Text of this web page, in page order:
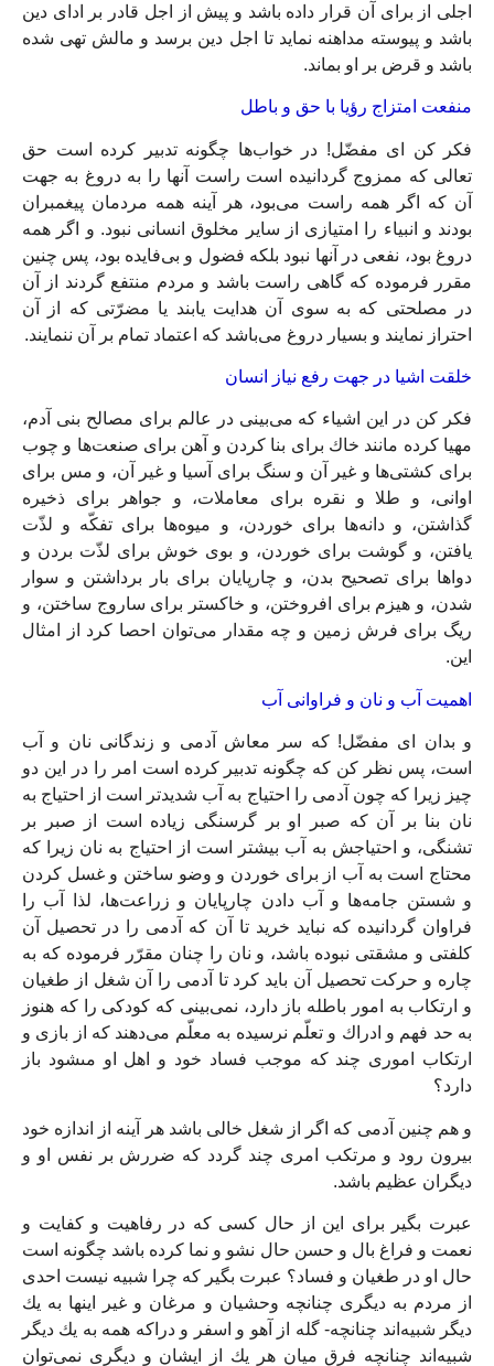
اجلى از براى آن قرار داده باشد و پيش از اجل قادر بر اداى دين
باشد و پيوسته مداهنه نمايد تا اجل دين برسد و مالش تهى شده
باشد و قرض بر او بماند.
منفعت امتزاج رؤيا با حق و باطل‏
فكر كن اى مفضّل! در خواب‏‌ها چگونه تدبير كرده است حق
تعالى كه ممزوج گردانيده است راست آنها را به دروغ به جهت
آن كه‏ اگر همه راست مى‏‌بود، هر آينه همه مردمان پيغمبران
بودند و انبياء را امتيازى از ساير مخلوق انسانى نبود. و اگر همه
دروغ بود، نفعى در آنها نبود بلكه فضول و بى‏‌فايده بود، پس چنين
مقرر فرموده كه گاهى راست باشد و مردم منتفع گردند از آن
در مصلحتى كه به سوى آن هدايت يابند يا مضرّتى كه از آن
احتراز نمايند و بسيار دروغ مى‏‌باشد كه اعتماد تمام بر آن ننمايند.
خلقت اشيا در جهت رفع نياز انسان‏
فكر كن در اين اشياء كه مى‏‌بينى در عالم براى مصالح بنى آدم،
مهيا كرده مانند خاك براى بنا كردن و آهن براى صنعت‌ها و چوب
براى كشتى‏‌ها و غير آن و سنگ براى آسيا و غير آن، و مس براى
اوانى، و طلا و نقره براى معاملات، و جواهر براى ذخيره
گذاشتن، و دانه‌‏ها براى خوردن، و ميوه‌‏ها براى تفكّه و لذّت
يافتن، و گوشت براى خوردن، و بوى خوش براى لذّت بردن و
دواها براى تصحيح بدن، و چارپايان براى بار برداشتن و سوار
شدن، و هيزم براى افروختن، و خاكستر براى ساروج ساختن، و
ريگ براى فرش زمين و چه مقدار مى‏‌توان احصا كرد از امثال
اين.
اهميت آب و نان و فراوانى آب‏
و بدان اى مفضّل! كه سر معاش آدمى و زندگانى نان و آب
است، پس نظر كن كه چگونه تدبير كرده است امر را در اين دو
چيز زيرا كه چون آدمى را احتياج به آب شديدتر است از احتياج به
نان بنا بر آن كه صبر او بر گرسنگى زياده است از صبر بر
تشنگى، و احتياجش به آب بيشتر است از احتياج به نان زيرا كه
محتاج است به آب از براى‏ خوردن و وضو ساختن و غسل كردن
و شستن جامه‏‌ها و آب دادن چارپايان و زراعت‌ها، لذا آب را
فراوان گردانيده كه نبايد خريد تا آن كه آدمى را در تحصيل آن
كلفتى و مشقتى نبوده باشد، و نان را چنان مقرّر فرموده كه به
چاره و حركت تحصيل آن بايد كرد تا آدمى را آن شغل از طغيان
و ارتكاب به امور باطله باز دارد، نمى‏‌بينى كه كودكى را كه هنوز
به حد فهم و ادراك و تعلّم نرسيده به معلّم مى‏‌دهند كه از بازى و
ارتكاب امورى چند كه موجب فساد خود و اهل او مى‏شود باز
دارد؟
و هم چنين آدمى كه اگر از شغل خالى باشد هر آينه از اندازه خود
بيرون رود و مرتكب امرى چند گردد كه ضررش بر نفس او و
ديگران عظيم باشد.
عبرت بگير براى اين از حال كسى كه در رفاهيت و كفايت و
نعمت و فراغ بال و حسن حال نشو و نما كرده باشد چگونه است
حال او در طغيان و فساد؟ عبرت بگير كه چرا شبيه نيست احدى
از مردم به ديگرى چنانچه وحشيان و مرغان و غير اينها به يك
ديگر شبيه‏‌اند چنانچه- گله از آهو و اسفر و دراكه همه به يك ديگر
شبيه‌‏اند چنانچه فرق ميان هر يك از ايشان و ديگرى نمى‌‏توان